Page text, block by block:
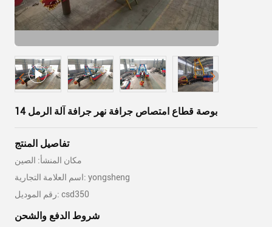
14 بوصة قطاع امتصاص جرافة نهر جرافة آلة الرمل
تفاصيل المنتج
مكان المنشأ: الصين
اسم العلامة التجارية: yongsheng
رقم الموديل: csd350
شروط الدفع والشحن